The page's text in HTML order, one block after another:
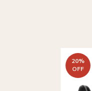
20%
OFF